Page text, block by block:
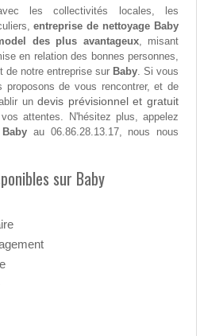
les collectivités locales, les
entreprise de nettoyage Baby
des plus avantageux, misant
en relation des bonnes personnes,
de notre entreprise sur Baby. Si vous
de vous rencontrer, et de
undevis prévisionnel et gratuit
attentes. N'hésitez plus, appelez
au 06.86.28.13.17, nous nous
sur Baby